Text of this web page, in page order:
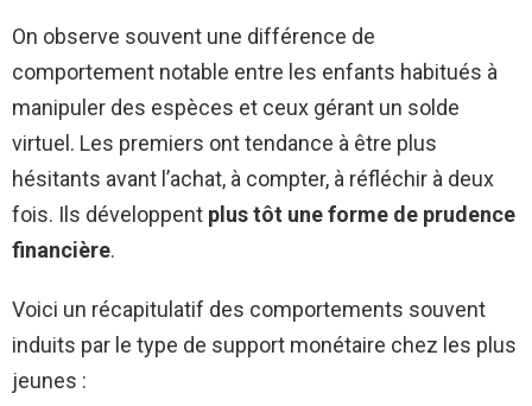
On observe souvent une différence de
comportement notable entre les enfants habitués à
manipuler des espèces et ceux gérant un solde
virtuel. Les premiers ont tendance à être plus
hésitants avant l’achat, à compter, à réfléchir à deux
fois. Ils développent plus tôt une forme de prudence
financière.
Voici un récapitulatif des comportements souvent
induits par le type de support monétaire chez les plus
jeunes :